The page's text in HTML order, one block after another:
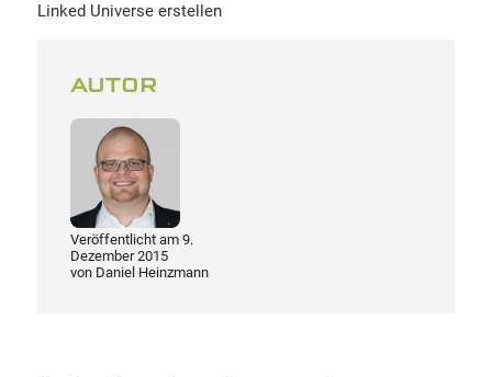
Linked Universe erstellen
AUTOR
Veröffentlicht am 9.
Dezember 2015
von Daniel Heinzmann